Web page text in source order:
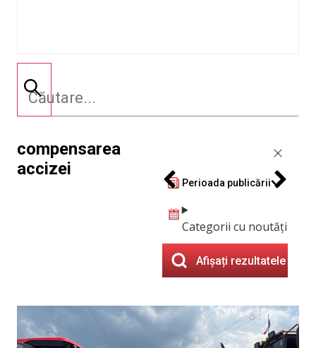
compensarea
accizei
Perioada publicării
Categorii cu noutăți
Afișați rezultatele